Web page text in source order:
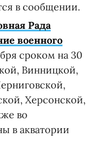
в сообщении.
Рада
военного
сроком на 30
Винницкой,
Херсонской,
во
в акватории